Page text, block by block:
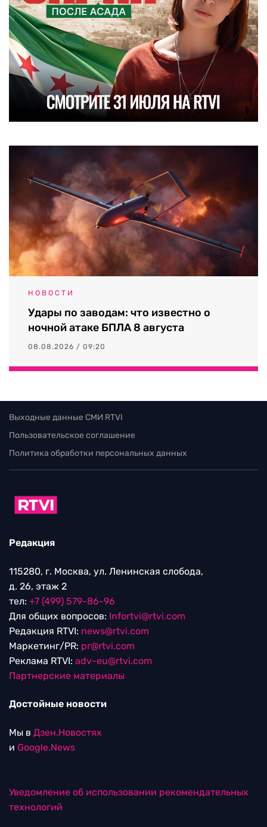
НОВОСТИ
Удары по заводам: что известно о
ночной атаке БПЛА 8 августа
08.08.2026 / 09:20
Выходные данные СМИ RTVI
Пользовательское соглашение
Политика обработки персональных данных
Редакция
115280, г. Москва, ул. Ленинская слобода,
д. 26, этаж 2
тел: +7 (499) 579-86-96
Для общих вопросов: Infortvi@rtvi.com
Редакция RTVI: news@rtvi.com
Маркетинг/PR: pr@rtvi.com
Реклама RTVI: adv-eu@rtvi.com
Партнерские материалы
Достойные новости
Мы в Дзен.Новостях
и Google.News
Уведомление об использовании рекомендательных
технологий